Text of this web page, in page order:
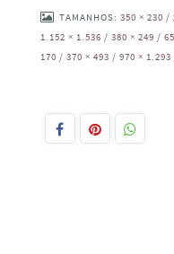
TAMANHOS: 350 × 230 /
1.152 × 1.536 / 380 × 249 /
170 / 370 × 493 / 970 × 1.293